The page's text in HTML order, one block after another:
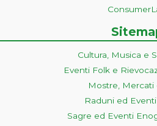
Cultura, Musica e
Eventi Folk e
Mostre, Mercati
Raduni ed
Sagre ed Eventi